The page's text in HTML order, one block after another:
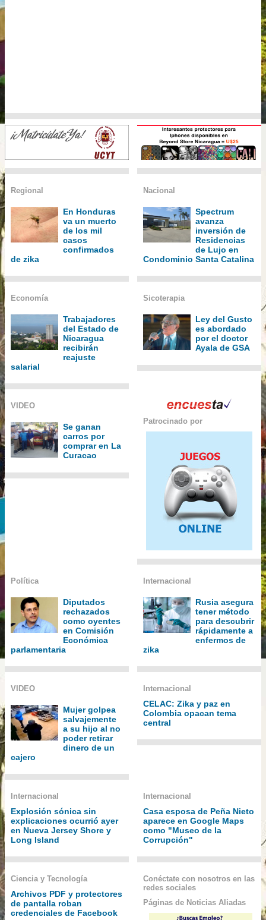
Regional
En Honduras
va un muerto
de los mil
casos
confirmados
de zika
Nacional
Spectrum
avanza
inversión de
Residencias
de Lujo en
Condominio Santa Catalina
Economía
Trabajadores
del Estado de
Nicaragua
recibirán
reajuste
salarial
Sicoterapia
Ley del Gusto
es abordado
por el doctor
Ayala de GSA
VIDEO
Se ganan
carros por
comprar en La
Curacao
Patrocinado por
Política
Diputados
rechazados
como oyentes
en Comisión
Económica
parlamentaria
Internacional
Rusia asegura
tener método
para descubrir
rápidamente a
enfermos de
zika
VIDEO
Mujer golpea
salvajemente
a su hijo al no
poder retirar
dinero de un
cajero
Internacional
CELAC: Zika y paz en
Colombia opacan tema
central
Internacional
Explosión sónica sin
explicaciones ocurrió ayer
en Nueva Jersey Shore y
Long Island
Internacional
Casa esposa de Peña Nieto
aparece en Google Maps
como "Museo de la
Corrupción"
Ciencia y Tecnología
Archivos PDF y protectores
de pantalla roban
credenciales de Facebook
Conéctate con nosotros en las
redes sociales
Páginas de Noticias Aliadas